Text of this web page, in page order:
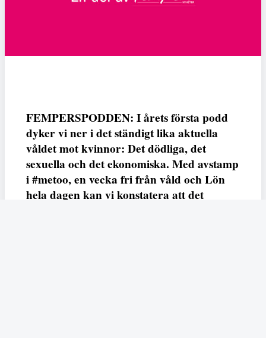
FEMPERSPODDEN: I årets första podd
dyker vi ner i det ständigt lika aktuella
våldet mot kvinnor: Det dödliga, det
sexuella och det ekonomiska. Med avstamp
i #metoo, en vecka fri från våld och Lön
hela dagen kan vi konstatera att det